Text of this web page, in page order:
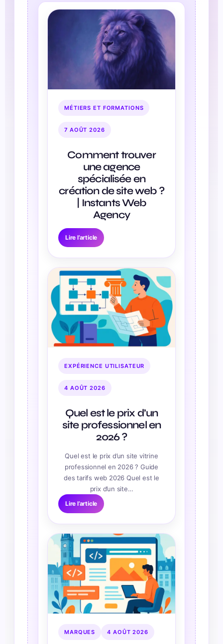
MÉTIERS ET FORMATIONS
7 AOÛT 2026
Comment trouver
une agence
spécialisée en
création de site web ?
| Instants Web
Agency
Lire l’article
EXPÉRIENCE UTILISATEUR
4 AOÛT 2026
Quel est le prix d’un
site professionnel en
2026 ?
Quel est le prix d’un site vitrine
professionnel en 2026 ? Guide
des tarifs web 2026 Quel est le
prix d’un site…
Lire l’article
MARQUES 4 AOÛT 2026